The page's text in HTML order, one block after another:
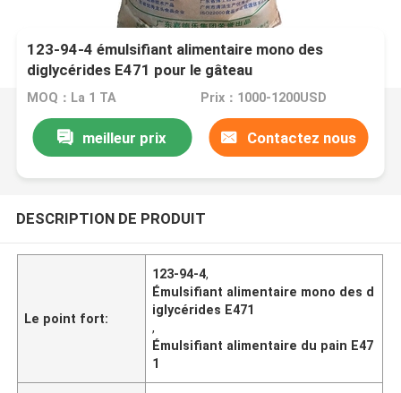
123-94-4 émulsifiant alimentaire mono des
diglycérides E471 pour le gâteau
MOQ：La 1 TA Prix：1000-1200USD
meilleur prix Contactez nous
DESCRIPTION DE PRODUIT
Le point fort:
123-94-4,
Émulsifiant alimentaire mono des d
iglycérides E471
,
Émulsifiant alimentaire du pain E47
1